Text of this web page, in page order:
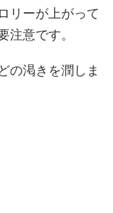
リーが上がって
注意です。
の渇きを潤しま